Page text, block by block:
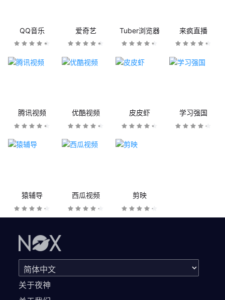
QQ音乐 爱奇艺 Tuber浏览器 来疯直播
腾讯视频 优酷视频 皮皮虾 学习强国
猿辅导 西瓜视频 剪映
关于夜神